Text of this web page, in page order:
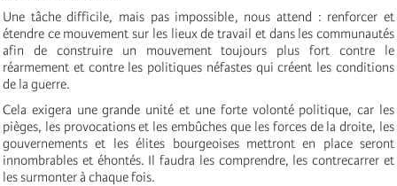
Une tâche difficile, mais pas impossible, nous attend : renforcer et
étendre ce mouvement sur les lieux de travail et dans les communautés
afin de construire un mouvement toujours plus fort contre le
réarmement et contre les politiques néfastes qui créent les conditions
de la guerre.
Cela exigera une grande unité et une forte volonté politique, car les
pièges, les provocations et les embûches que les forces de la droite, les
gouvernements et les élites bourgeoises mettront en place seront
innombrables et éhontés. Il faudra les comprendre, les contrecarrer et
les surmonter à chaque fois.